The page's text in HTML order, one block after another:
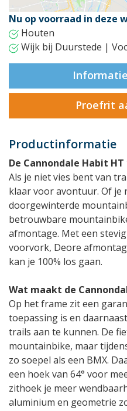
Nu op voorraad in deze
Houten
Wijk bij Duurstede |
Proefrit
Productinformatie
De Cannondale Habit
Als je niet vies bent van
klaar voor avontuur. Of je
doorgewinterde
betrouwbare
afmontage. Met een
voorvork, Deore
kan je 100% los gaan.
Wat maakt de
Op het frame zit een
toepassing is en
trails aan te kunnen. De
mountainbike, maar
zo soepel als een BMX.
een hoek van 64° voor
zithoek je meer
aluminium en geometrie